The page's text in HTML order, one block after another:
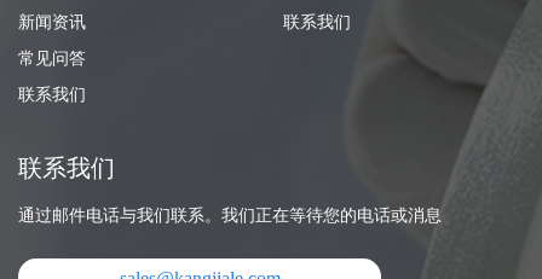
新闻资讯
常见问答
联系我们
联系我们
联系我们
通过邮件电话与我们联系。我们正在等待您的电话或消息